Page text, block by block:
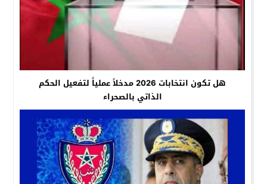
هل تكون انتخابات 2026 مدخلاً عملياً لتفعيل الحكم
الذاتي بالصحراء